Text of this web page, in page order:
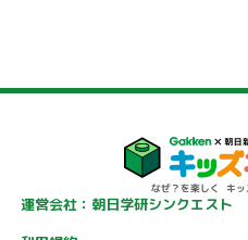
運営会社：朝日学研シンクエスト